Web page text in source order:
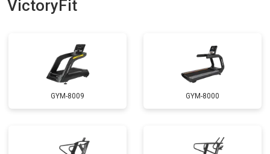
VictoryFit
GYM-8009 GYM-8000